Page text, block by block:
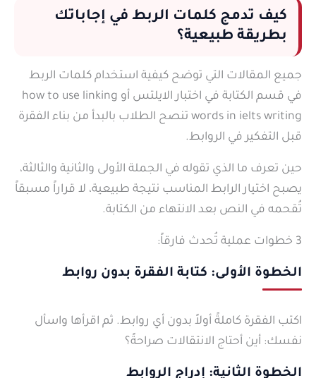
كيف تدمج كلمات الربط في إجاباتك
بطريقة طبيعية؟
جميع المقالات التي توضح كيفية استخدام كلمات الربط
في قسم الكتابة في اختبار الايلتس أو how to use linking
words in ielts writing تنصح الطلاب بالبدأ من بناء الفقرة
قبل التفكير في الروابط.
حين تعرف ما الذي تقوله في الجملة الأولى والثانية والثالثة،
يصبح اختيار الرابط المناسب نتيجة طبيعية، لا قراراً مسبقاً
تُقحمه في النص بعد الانتهاء من الكتابة.
3 خطوات عملية تُحدث فارقاً:
الخطوة الأولى: كتابة الفقرة بدون روابط
اكتب الفقرة كاملةً أولاً بدون أي روابط. ثم اقرأها واسأل
نفسك: أين أحتاج الانتقالات صراحةً؟
الخطوة الثانية: إدراج الروابط